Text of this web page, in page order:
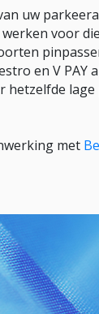
uw
voor
en V PAY
hetzelfde
met